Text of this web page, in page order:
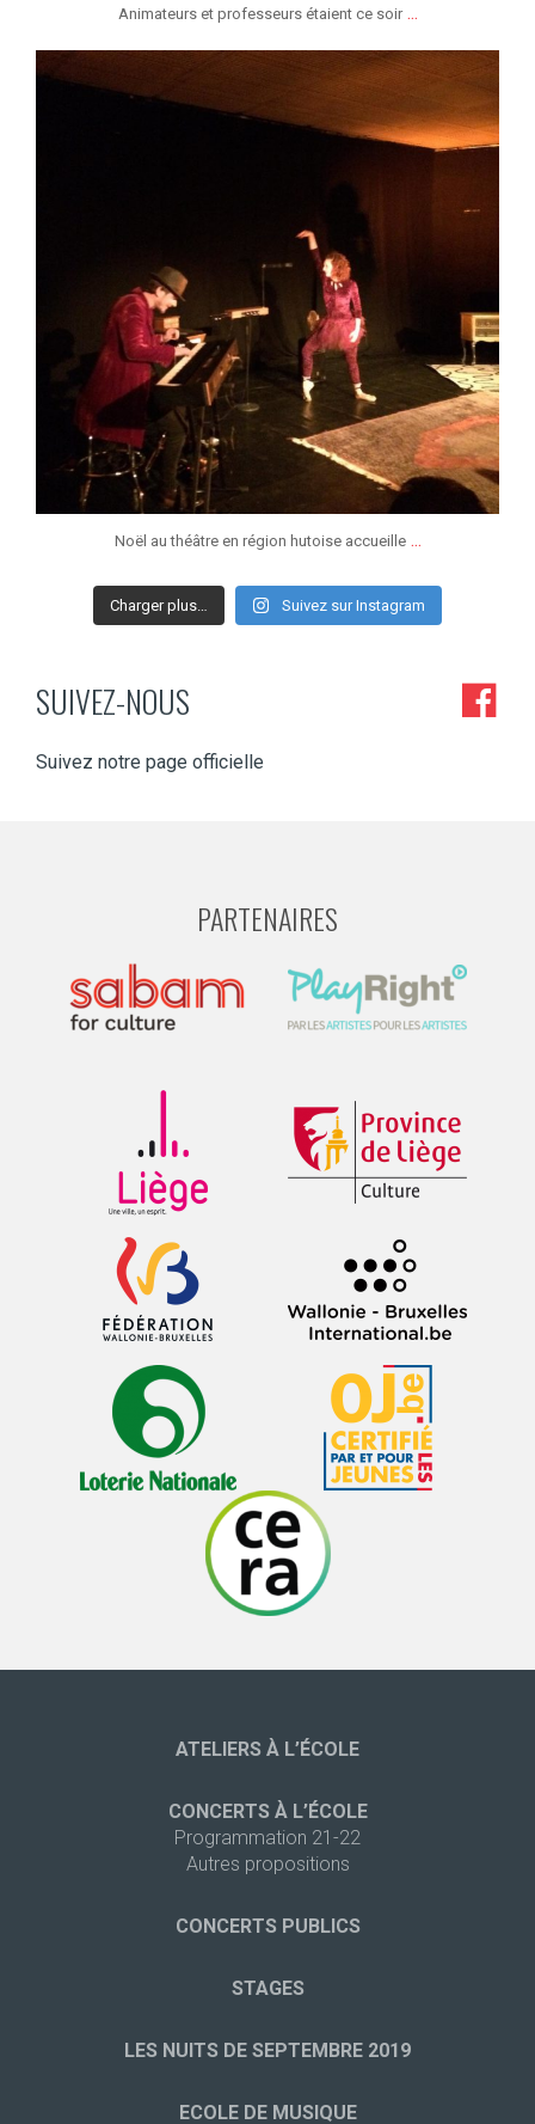
Animateurs et professeurs étaient ce soir ...
jeunessesmusicaleslg
Noël au théâtre en région hutoise accueille ...
Charger plus… Suivez sur Instagram
SUIVEZ-NOUS
Suivez notre page officielle
PARTENAIRES
ATELIERS À L’ÉCOLE
CONCERTS À L’ÉCOLE
Programmation 21-22
Autres propositions
CONCERTS PUBLICS
STAGES
LES NUITS DE SEPTEMBRE 2019
ECOLE DE MUSIQUE